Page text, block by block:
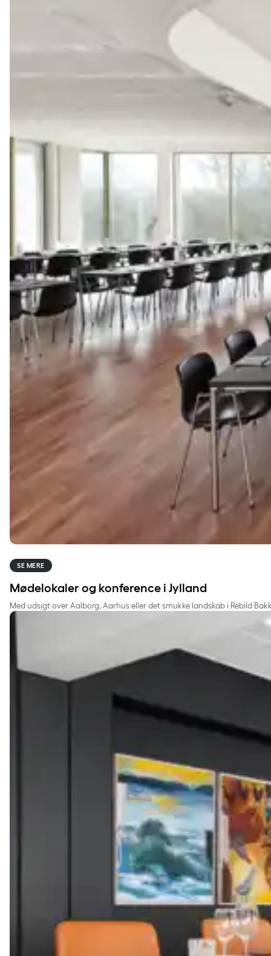
SE MERE
Mødelokaler og konference i Jylland
Med udsigt over Aalborg, Aarhus eller det smukke landskab i Rebild
Mødelokaler og konference på Fyn